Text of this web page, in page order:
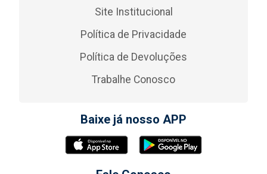
Site Institucional
Política de Privacidade
Política de Devoluções
Trabalhe Conosco
Baixe já nosso APP